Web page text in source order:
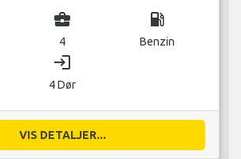
business_center
4
local_gas_station
Benzin
login
4 Dør
VIS DETALJER...